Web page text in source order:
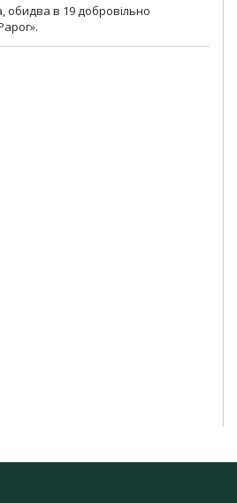
обидва в 19 добровільно